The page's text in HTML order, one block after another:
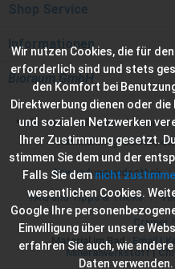
Shop Service
Informationen
Bioraum GmbH
* Alle Preise inkl. gesetzl.
Nachnahmegebühren,
Anwendungsvideothek
FAQ und Tipps & Tricks
Cramer
Material im Bad :Email |
Mineralwerkstoff|
Wir nutzen Cookies, die für
erforderlich sind und stets
den Komfort bei
Direktwerbung dienen oder
und sozialen Netzwerken
Ihrer Zustimmung gesetzt.
stimmen Sie dem und der
Falls Sie demnicht
wesentlichen Cookies.
Google Ihre
Einwilligung über unsere
erfahren Sie auch, wie
Daten verwenden.